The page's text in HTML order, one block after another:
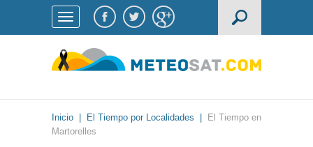
Inicio El Tiempo por Localidades
El Tiempo en
Martorelles